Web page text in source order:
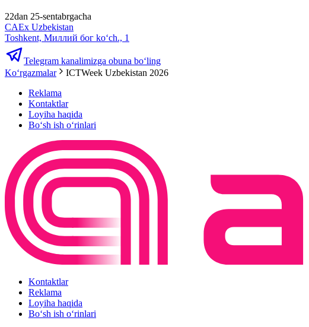
22dan 25-sentabrgacha
CAEx Uzbekistan
Toshkent, Миллий бог ko‘ch., 1
Telegram kanalimizga obuna bo‘ling
Ko‘rgazmalar
ICTWeek Uzbekistan 2026
Reklama
Kontaktlar
Loyiha haqida
Bo‘sh ish o‘rinlari
Kontaktlar
Reklama
Loyiha haqida
Bo‘sh ish o‘rinlari